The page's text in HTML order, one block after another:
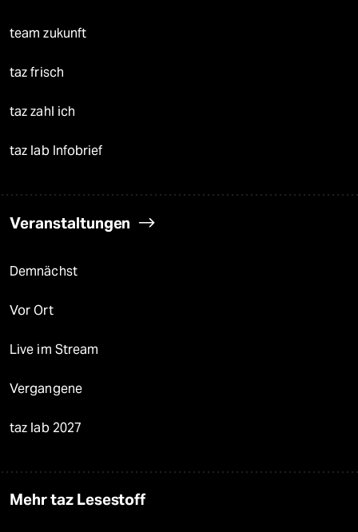
team zukunft
taz frisch
taz zahl ich
taz lab Infobrief
Veranstaltungen
Demnächst
Vor Ort
Live im Stream
Vergangene
taz lab 2027
Mehr taz Lesestoff